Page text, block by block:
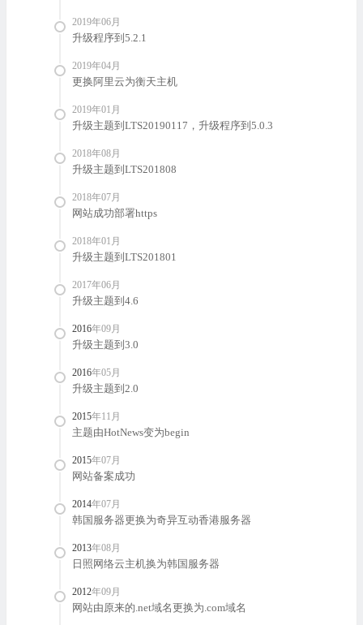
2019年06月
升级程序到5.2.1
2019年04月
更换阿里云为衡天主机
2019年01月
升级主题到LTS20190117，升级程序到5.0.3
2018年08月
升级主题到LTS201808
2018年07月
网站成功部署https
2018年01月
升级主题到LTS201801
2017年06月
升级主题到4.6
2016年09月
升级主题到3.0
2016年05月
升级主题到2.0
2015年11月
主题由HotNews变为begin
2015年07月
网站备案成功
2014年07月
韩国服务器更换为奇异互动香港服务器
2013年08月
日照网络云主机换为韩国服务器
2012年09月
网站由原来的.net域名更换为.com域名